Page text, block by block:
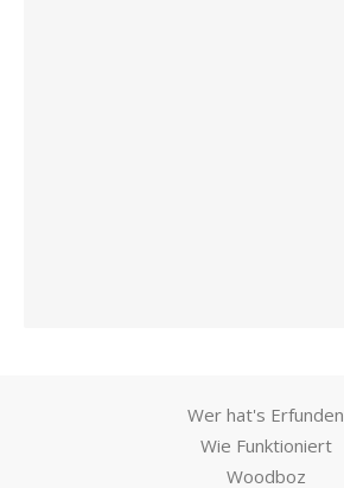
Wer hat's Erfunden
Wie Funktioniert
Woodboz